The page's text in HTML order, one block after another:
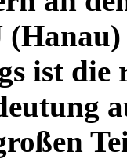
ist die